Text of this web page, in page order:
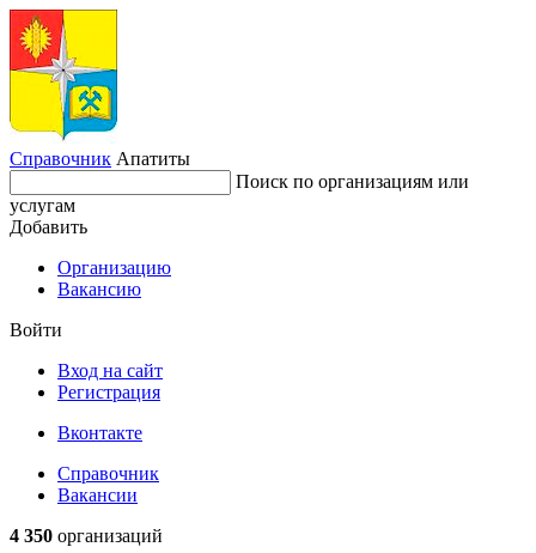
Справочник Апатиты
Поиск по организациям или
услугам
Добавить
Организацию
Вакансию
Войти
Вход на сайт
Регистрация
Вконтакте
Справочник
Вакансии
4 350 организаций